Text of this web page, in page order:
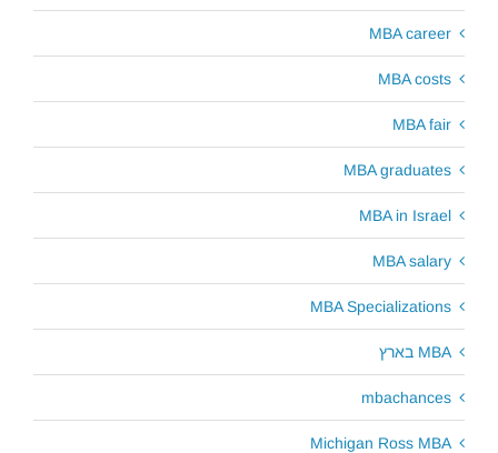
MBA career
MBA costs
MBA fair
MBA graduates
MBA in Israel
MBA salary
MBA Specializations
MBA בארץ
mbachances
Michigan Ross MBA